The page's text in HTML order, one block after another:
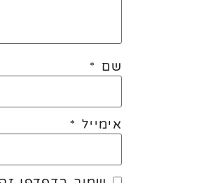
שם *
אימייל *